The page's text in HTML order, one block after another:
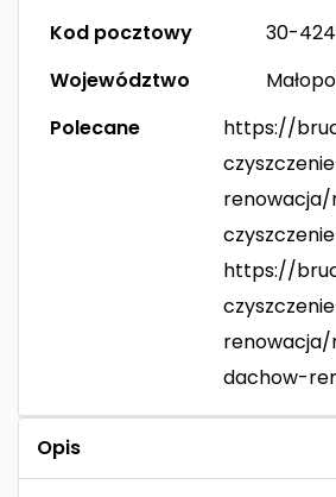
Kod pocztowy
30-424
Województwo
Polecane
https://
https://
dachow-
Opis